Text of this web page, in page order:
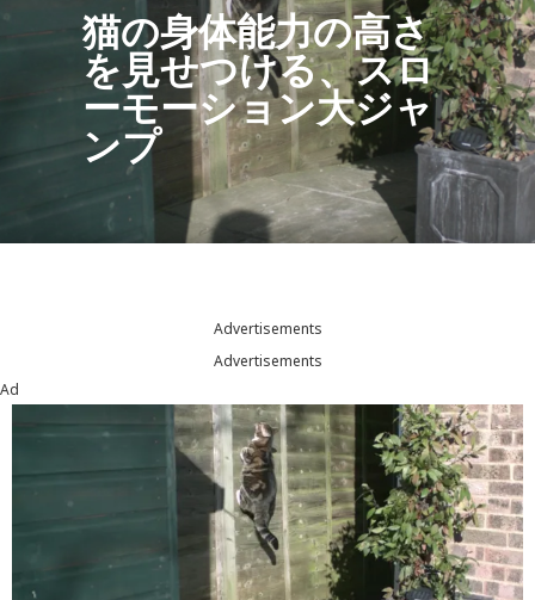
猫の身体能力の高さ
を見せつける、スロ
ーモーション大ジャ
ンプ
Advertisements
Advertisements
Ad